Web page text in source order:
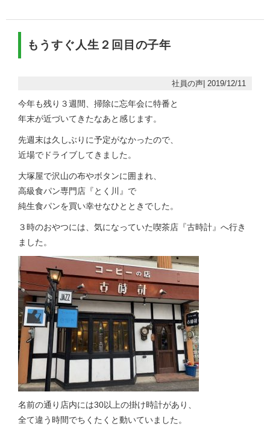
もうすぐ人生２回目の子年
社員の声| 2019/12/11
今年も残り３週間、掃除に忘年会に特番と
年末が近づいてきたなあと感じます。
先週末は久しぶりに予定がなかったので、
近場でドライブしてきました。
大塚屋で沢山の布やボタンに囲まれ、
高級食パン専門店『とく川』で
純生食パンを買い幸せなひとときでした。
３時のおやつには、気になっていた喫茶店『古時計』へ行き
ました。
名前の通り店内には30以上の掛け時計があり、
全て違う時間でちくたくと動いていました。